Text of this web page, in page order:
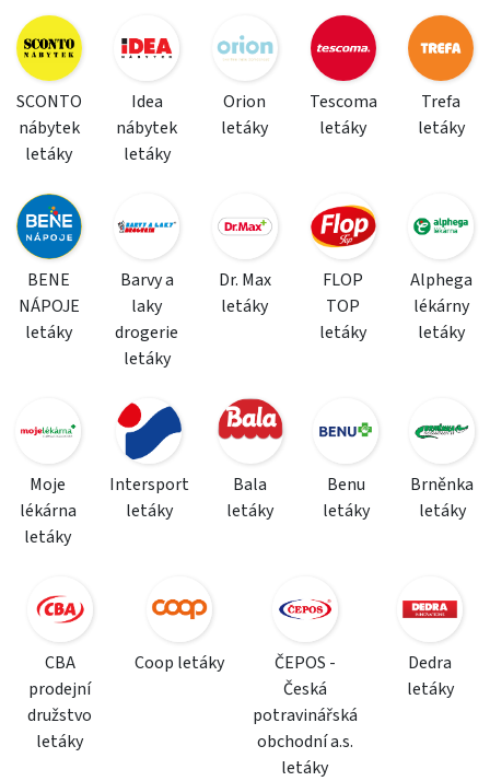
SCONTO
nábytek
letáky
Idea
nábytek
letáky
Orion
letáky
Tescoma
letáky
Trefa
letáky
BENE
NÁPOJE
letáky
Barvy a
laky
drogerie
letáky
Dr. Max
letáky
FLOP
TOP
letáky
Alphega
lékárny
letáky
Moje
lékárna
letáky
Intersport
letáky
Bala
letáky
Benu
letáky
Brněnka
letáky
CBA
prodejní
družstvo
letáky
Coop letáky
ČEPOS -
Česká
potravinářská
obchodní a.s.
letáky
Dedra
letáky